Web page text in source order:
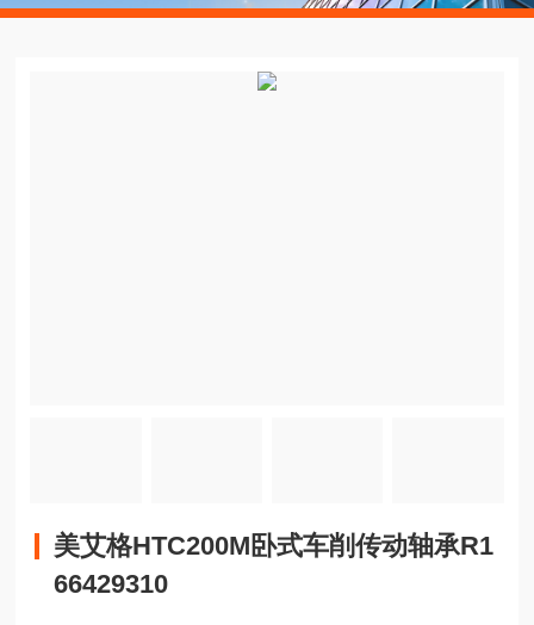
卧式车削传动轴承R166429310
美艾格HTC200M卧式车削传动轴承R1
66429310